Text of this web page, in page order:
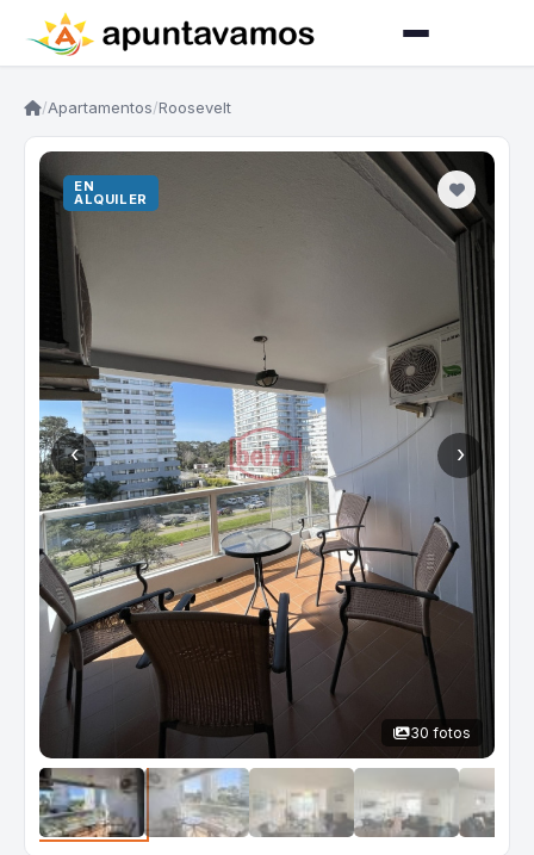
/Apartamentos/Roosevelt
‹ ›
EN
ALQUILER
30 fotos